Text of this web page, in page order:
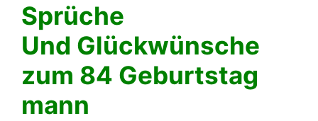
Sprüche
Und Glückwünsche
zum 84 Geburtstag
mann